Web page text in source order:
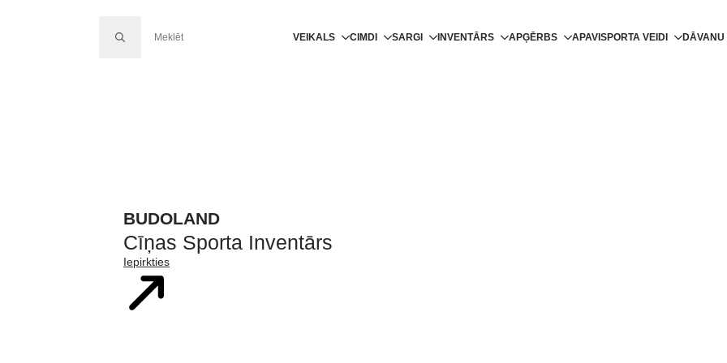
VEIKALS
CIMDI SARGI INVENTĀRS APĢĒRBS APAVISPORTA VEIDI
BUDOLAND
Cīņas Sporta Inventārs
Iepirkties